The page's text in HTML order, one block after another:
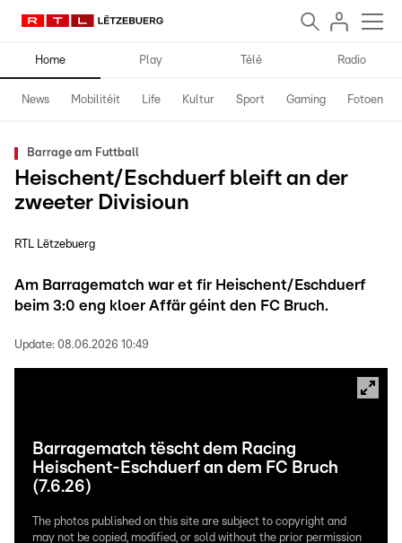
Home Play Télé Radio
News Mobilitéit Life Kultur Sport Gaming Fotoen
Barrage am Futtball
Heischent/Eschduerf bleift an der
zweeter Divisioun
RTL Lëtzebuerg
Am Barragematch war et fir Heischent/Eschduerf
beim 3:0 eng kloer Affär géint den FC Bruch.
Update: 08.06.2026 10:49
Barragematch tëscht dem Racing
Heischent-Eschduerf an dem FC Bruch
(7.6.26)
The photos published on this site are subject to copyright and
may not be copied, modified, or sold without the prior permission